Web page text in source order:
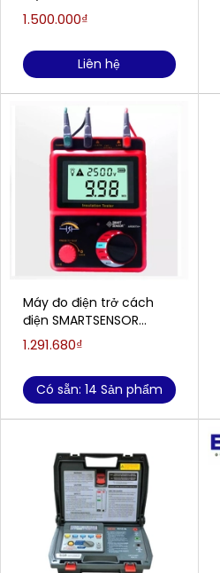
1.500.000₫
Liên hệ
Máy đo điện trở cách
điện SMARTSENSOR
AR907A+ ( 2500V /
49.9GΩ )
1.291.680₫
Có sẵn: 14 Sản phẩm